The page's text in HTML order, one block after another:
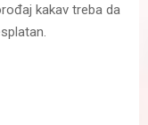
kakav treba da